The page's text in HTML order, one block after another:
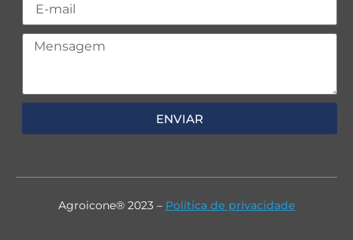
ENVIAR
Agroicone® 2023 – Política de privacidade